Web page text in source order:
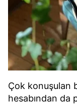
Çok konuşulan
hesabından da